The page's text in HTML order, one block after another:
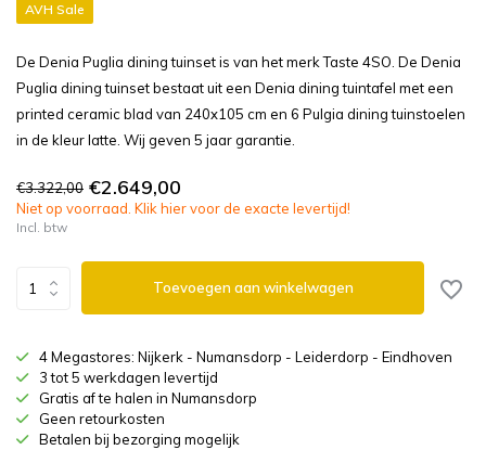
AVH Sale
De Denia Puglia dining tuinset is van het merk Taste 4SO. De Denia
Puglia dining tuinset bestaat uit een Denia dining tuintafel met een
printed ceramic blad van 240x105 cm en 6 Pulgia dining tuinstoelen
in de kleur latte. Wij geven 5 jaar garantie.
€3.322,00 €2.649,00
Niet op voorraad. Klik hier voor de exacte levertijd!
Incl. btw
Toevoegen aan winkelwagen
4 Megastores: Nijkerk - Numansdorp - Leiderdorp - Eindhoven
3 tot 5 werkdagen levertijd
Gratis af te halen in Numansdorp
Geen retourkosten
Betalen bij bezorging mogelijk